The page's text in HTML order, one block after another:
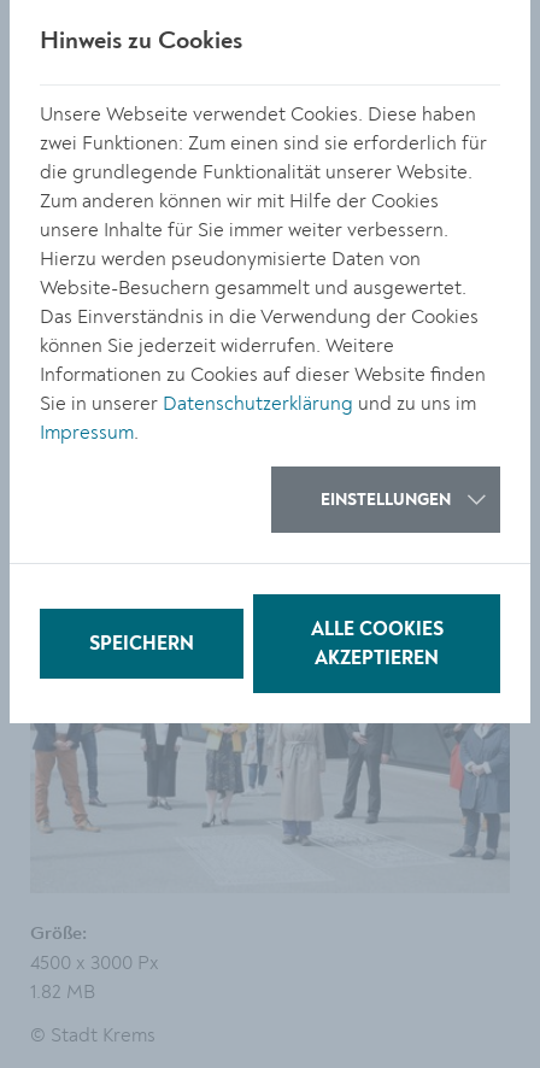
Größe:
6720 x 4480 Px
1.56 MB
© Stadt Krems
DOWNLOAD
Größe:
4500 x 3000 Px
1.82 MB
© Stadt Krems
Hinweis zu Cookies
Unsere Webseite verwendet Cookies. Diese haben
zwei Funktionen: Zum einen sind sie erforderlich für
die grundlegende Funktionalität unserer Website.
Zum anderen können wir mit Hilfe der Cookies
unsere Inhalte für Sie immer weiter verbessern.
Hierzu werden pseudonymisierte Daten von
Website-Besuchern gesammelt und ausgewertet.
Das Einverständnis in die Verwendung der Cookies
können Sie jederzeit widerrufen. Weitere
Informationen zu Cookies auf dieser Website finden
Sie in unserer Datenschutzerklärung und zu uns im
Impressum.
EINSTELLUNGEN
SPEICHERN
ALLE COOKIES
AKZEPTIEREN